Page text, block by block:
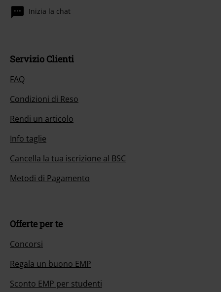
Inizia la chat
Servizio Clienti
FAQ
Condizioni di Reso
Rendi un articolo
Info taglie
Cancella la tua iscrizione al BSC
Metodi di Pagamento
Offerte per te
Concorsi
Regala un buono EMP
Sconto EMP per studenti